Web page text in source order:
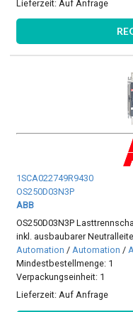
Lieferzeit: Auf Anfrage
1SCA022749R9430
OS250D03N3P
ABB
OS250D03N3P
inkl. ausbaubarer
Automation / Automation /
Mindestbestellmenge: 1
Verpackungseinheit: 1
Lieferzeit:Auf Anfrage